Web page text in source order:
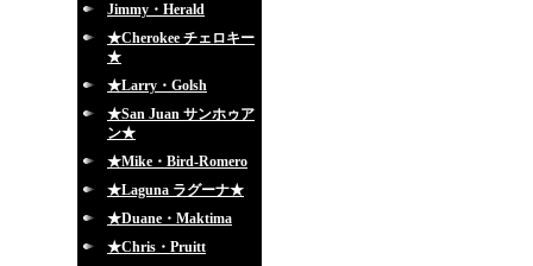
Jimmy・Herald
★Cherokee チェロキー
★
★Larry・Golsh
★San Juan サンホゥア
ン★
★Mike・Bird-Romero
★Laguna ラグーナ★
★Duane・Maktima
★Chris・Pruitt